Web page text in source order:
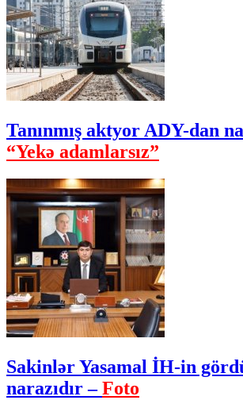
Tanınmış aktyor ADY-dan
“Yekə adamlarsız”
Sakinlər Yasamal İH-in
narazıdır –Foto